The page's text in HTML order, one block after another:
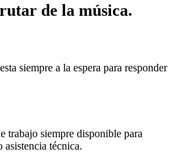
de la música.
siempre a la espera para responder
trabajo siempre disponible para
asistencia técnica.